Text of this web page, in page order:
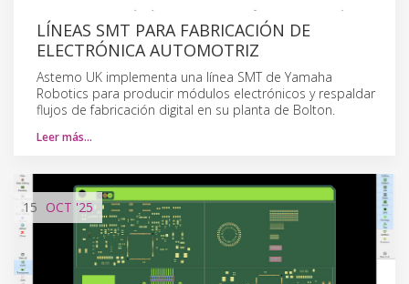
LÍNEAS SMT PARA FABRICACIÓN DE
ELECTRÓNICA AUTOMOTRIZ
Astemo UK implementa una línea SMT de Yamaha
Robotics para producir módulos electrónicos y respaldar
flujos de fabricación digital en su planta de Bolton.
Leer más…
15 OCT '25